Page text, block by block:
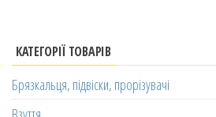
КАТЕГОРІЇ ТОВАРІВ
Брязкальця, підвіски, прорізувачі